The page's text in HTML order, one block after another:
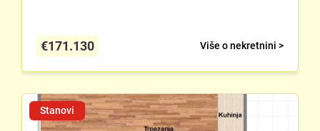
Više o nekretnini >
€171.130
Stanovi